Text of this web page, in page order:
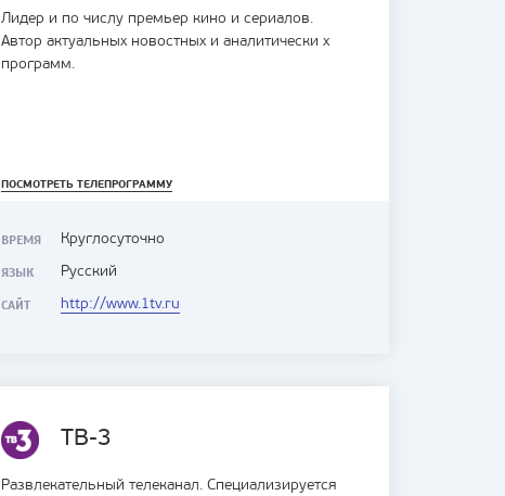
Лидер и по числу премьер кино и сериалов.
Автор актуальных новостных и аналитически х
программ.
ПОСМОТРЕТЬ ТЕЛЕПРОГРАММУ
ВРЕМЯ Круглосуточно
ЯЗЫК Русский
САЙТ http://www.1tv.ru
ТВ-3
Развлекательный телеканал. Специализируется